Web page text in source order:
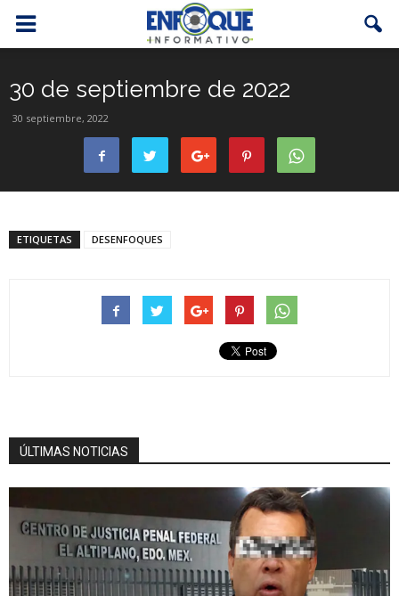
30 de septiembre de 2022
30 septiembre, 2022
ETIQUETAS DESENFOQUES
ÚLTIMAS NOTICIAS